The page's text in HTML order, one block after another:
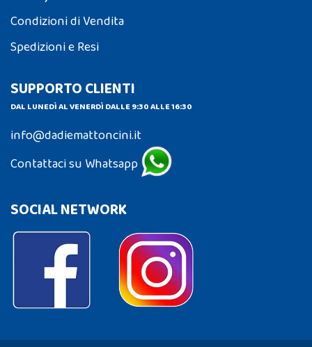
Condizioni di Vendita
Spedizioni e Resi
SUPPORTO CLIENTI
DAL LUNEDÌ AL VENERDÌ DALLE 9:30 ALLE 16:30
info@dadiemattoncini.it
Contattaci su Whatsapp
SOCIAL NETWORK